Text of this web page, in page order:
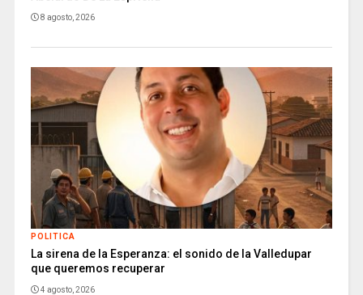
8 agosto, 2026
POLITICA
La sirena de la Esperanza: el sonido de la Valledupar
que queremos recuperar
4 agosto, 2026